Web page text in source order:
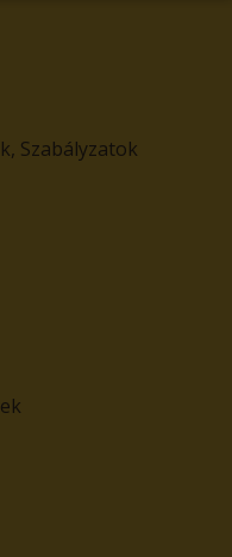
Szabályzatok